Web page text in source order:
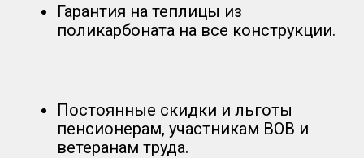
Гарантия на теплицы из
поликарбоната на все конструкции.
Постоянные скидки и льготы
пенсионерам, участникам ВОВ и
ветеранам труда.